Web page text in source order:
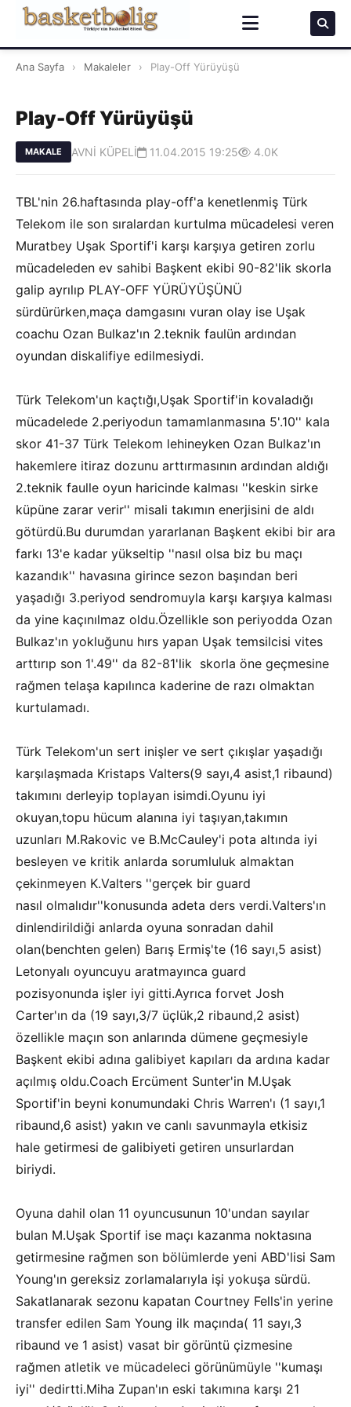
Ana Sayfa › Makaleler › Play-Off Yürüyüşü
Play-Off Yürüyüşü
MAKALE AVNİ KÜPELİ 11.04.2015 19:25 4.0K
TBL'nin 26.haftasında play-off'a kenetlenmiş Türk
Telekom ile son sıralardan kurtulma mücadelesi veren
Muratbey Uşak Sportif'i karşı karşıya getiren zorlu
mücadeleden ev sahibi Başkent ekibi 90-82'lik skorla
galip ayrılıp PLAY-OFF YÜRÜYÜŞÜNÜ
sürdürürken,maça damgasını vuran olay ise Uşak
coachu Ozan Bulkaz'ın 2.teknik faulün ardından
oyundan diskalifiye edilmesiydi.
Türk Telekom'un kaçtığı,Uşak Sportif'in kovaladığı
mücadelede 2.periyodun tamamlanmasına 5'.10'' kala
skor 41-37 Türk Telekom lehineyken Ozan Bulkaz'ın
hakemlere itiraz dozunu arttırmasının ardından aldığı
2.teknik faulle oyun haricinde kalması ''keskin sirke
küpüne zarar verir'' misali takımın enerjisini de aldı
götürdü.Bu durumdan yararlanan Başkent ekibi bir ara
farkı 13'e kadar yükseltip ''nasıl olsa biz bu maçı
kazandık'' havasına girince sezon başından beri
yaşadığı 3.periyod sendromuyla karşı karşıya kalması
da yine kaçınılmaz oldu.Özellikle son periyodda Ozan
Bulkaz'ın yokluğunu hırs yapan Uşak temsilcisi vites
arttırıp son 1'.49'' da 82-81'lik skorla öne geçmesine
rağmen telaşa kapılınca kaderine de razı olmaktan
kurtulamadı.
Türk Telekom'un sert inişler ve sert çıkışlar yaşadığı
karşılaşmada Kristaps Valters(9 sayı,4 asist,1 ribaund)
takımını derleyip toplayan isimdi.Oyunu iyi
okuyan,topu hücum alanına iyi taşıyan,takımın
uzunları M.Rakovic ve B.McCauley'i pota altında iyi
besleyen ve kritik anlarda sorumluluk almaktan
çekinmeyen K.Valters ''gerçek bir guard
nasıl olmalıdır''konusunda adeta ders verdi.Valters'ın
dinlendirildiği anlarda oyuna sonradan dahil
olan(benchten gelen) Barış Ermiş'te (16 sayı,5 asist)
Letonyalı oyuncuyu aratmayınca guard
pozisyonunda işler iyi gitti.Ayrıca forvet Josh
Carter'ın da (19 sayı,3/7 üçlük,2 ribaund,2 asist)
özellikle maçın son anlarında dümene geçmesiyle
Başkent ekibi adına galibiyet kapıları da ardına kadar
açılmış oldu.Coach Ercüment Sunter'in M.Uşak
Sportif'in beyni konumundaki Chris Warren'ı (1 sayı,1
ribaund,6 asist) yakın ve canlı savunmayla etkisiz
hale getirmesi de galibiyeti getiren unsurlardan
biriydi.
Oyuna dahil olan 11 oyuncusunun 10'undan sayılar
bulan M.Uşak Sportif ise maçı kazanma noktasına
getirmesine rağmen son bölümlerde yeni ABD'lisi Sam
Young'ın gereksiz zorlamalarıyla işi yokuşa sürdü.
Sakatlanarak sezonu kapatan Courtney Fells'in yerine
transfer edilen Sam Young ilk maçında( 11 sayı,3
ribaund ve 1 asist) vasat bir görüntü çizmesine
rağmen atletik ve mücadeleci görünümüyle ''kumaşı
iyi'' dedirtti.Miha Zupan'ın eski takımına karşı 21